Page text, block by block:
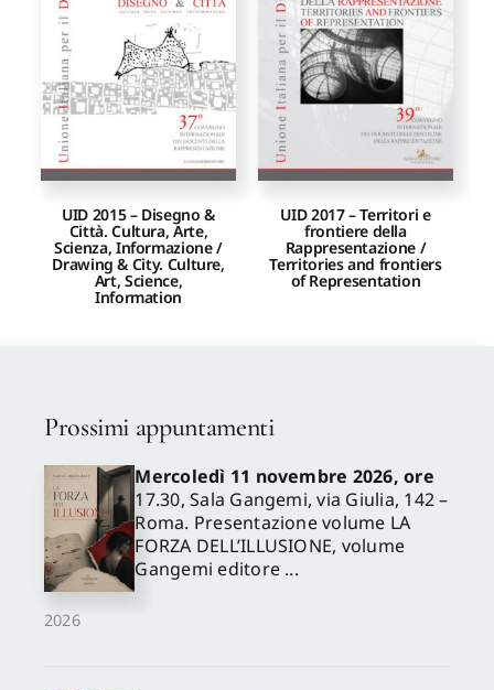
Proposte di pubblicazione
Gangemi Editore
UID 2015 – Disegno &
Città. Cultura, Arte,
Scienza, Informazione /
Drawing & City. Culture,
Art, Science,
Information
UID 2017 – Territori e
frontiere della
Rappresentazione /
Territories and frontiers
of Representation
Prossimi appuntamenti
2026
Mercoledì 11 novembre 2026, ore
17.30, Sala Gangemi, via Giulia, 142 –
Roma. Presentazione volume LA
FORZA DELL’ILLUSIONE, volume
Gangemi editore ...